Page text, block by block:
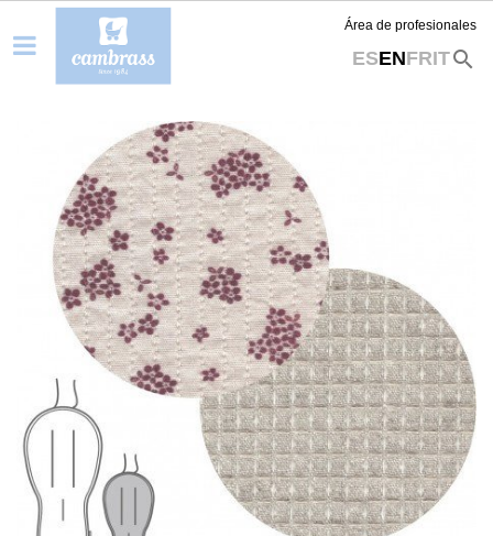
Área de profesionales
ESENFRITsearch